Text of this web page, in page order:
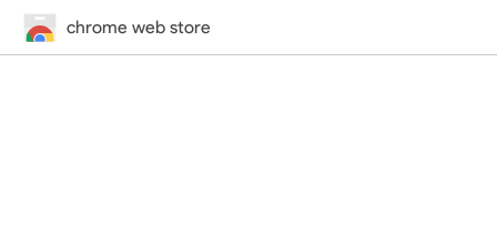
chrome web store